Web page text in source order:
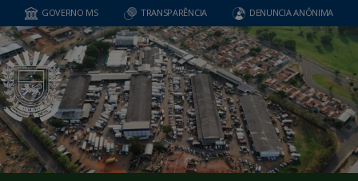
GOVERNO MS TRANSPARÊNCIA DENUNCIA ANÔNIMA